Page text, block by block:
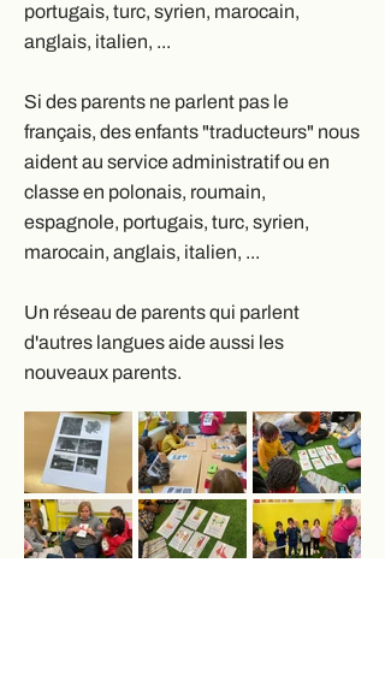
portugais, turc, syrien, marocain,
anglais, italien, ...
Si des parents ne parlent pas le
français, des enfants "traducteurs" nous
aident au service administratif ou en
classe en polonais, roumain,
espagnole, portugais, turc, syrien,
marocain, anglais, italien, ...
Un réseau de parents qui parlent
d'autres langues aide aussi les
nouveaux parents.